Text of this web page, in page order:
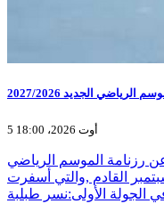
الجديد 2027/2026
5 أوت 2026، 18:00
عن رزنامة الموسم الرياضي
2027/2026 الذي ينطلق يوم 5 سبتمبر القادم ,والتي أسفرت